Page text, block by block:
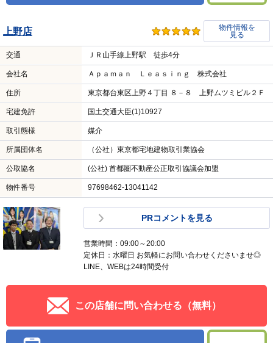
上野店
物件情報を
見る
交通 ＪＲ山手線上野駅 徒歩4分
会社名 Ａｐａｍａｎ Ｌｅａｓｉｎｇ 株式会社
住所 東京都台東区上野４丁目 ８－８ 上野ムツミビル２Ｆ
宅建免許 国土交通大臣(1)10927
取引態様 媒介
所属団体名 （公社）東京都宅地建物取引業協会
公取協名 (公社) 首都圏不動産公正取引協議会加盟
物件番号 97698462-13041142
PRコメントを見る
営業時間：09:00～20:00
定休日：水曜日 お気軽にお問い合わせくださいませ◎
LINE、WEBは24時間受付
この店舗に問い合わせる（無料）